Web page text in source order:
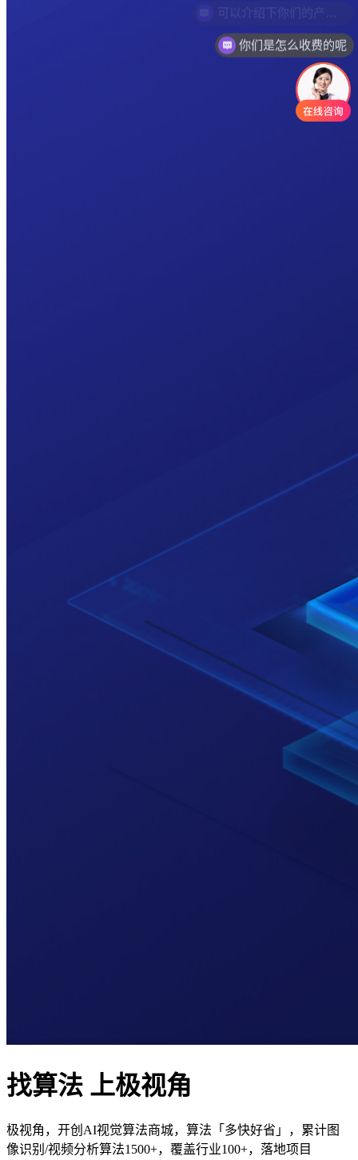
找算法 上极视角
极视角，开创AI视觉算法商城，算法「多快好省」，累计图
像识别/视频分析算法1500+，覆盖行业100+，落地项目
你们是怎么收费的呢